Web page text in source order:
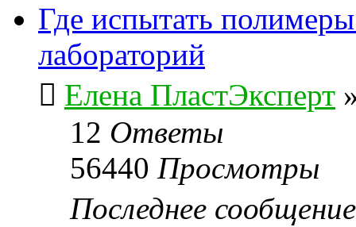
Где испытать
лабораторий
Елена ПластЭксперт
12 Ответы
56440 Просмотры
Последнее